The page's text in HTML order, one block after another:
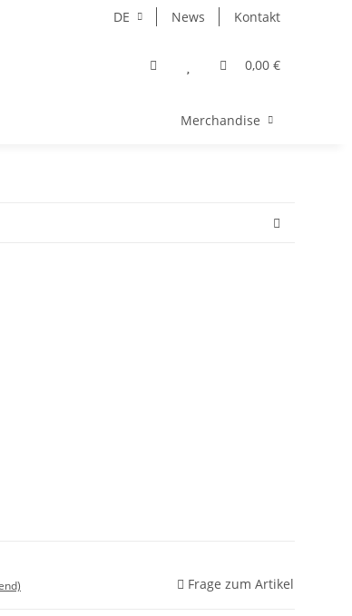
DE News Kontakt
0,00 €
Merchandise
Frage zum Artikel